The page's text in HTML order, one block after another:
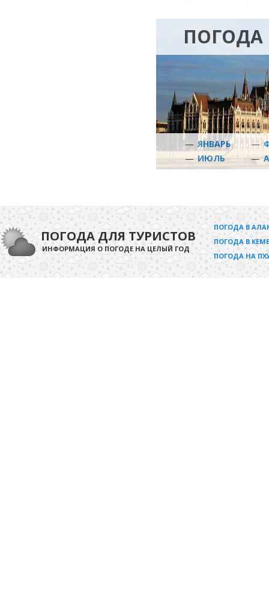
ПОГОДА
— ЯНВАРЬ —
—ИЮЛЬ —
ПОГОДА ДЛЯ ТУРИСТОВ
ИНФОРМАЦИЯ О ПОГОДЕ НА ЦЕЛЫЙ ГОД
ПОГОДА В
ПОГОДА В
ПОГОДА НА